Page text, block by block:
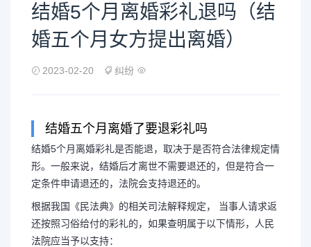
结婚5个月离婚彩礼退吗（结
婚五个月女方提出离婚）
2023-02-20 纠纷
结婚五个月离婚了要退彩礼吗
结婚5个月离婚彩礼是否能退，取决于是否符合法律规定情
形。一般来说，结婚后才离世不需要退还的，但是符合一
定条件申请退还的，法院会支持退还的。
根据我国《民法典》的相关司法解释规定， 当事人请求返
还按照习俗给付的彩礼的，如果查明属于以下情形，人民
法院应当予以支持：
结婚5个月离婚彩礼退吗
方提出离婚